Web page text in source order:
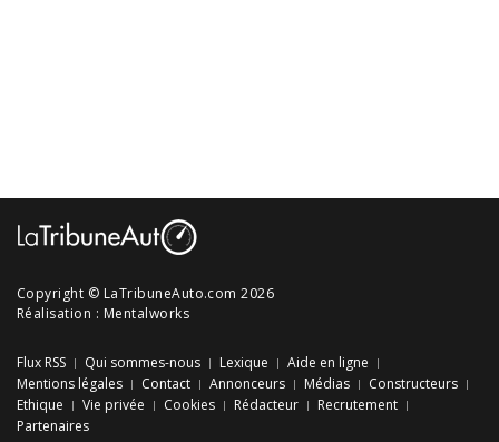
Copyright © LaTribuneAuto.com 2026
Réalisation : Mentalworks
Flux RSS Qui sommes-nous Lexique
Aide en ligne
Mentions légales
Contact Annonceurs Médias
Constructeurs
Ethique
Vie privée Cookies Rédacteur
Recrutement
Partenaires